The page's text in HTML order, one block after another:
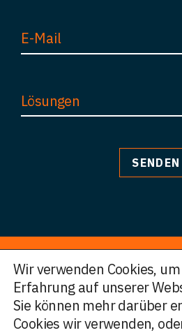
Lösungen
© HWF
Legal Information
Wir verwenden Cookies,
Erfahrung auf unserer
Sie können mehr darüber
Cookies wir verwenden,